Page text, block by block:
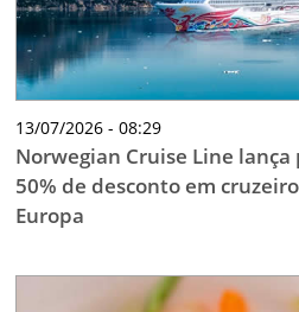
13/07/2026 - 08:29
Norwegian Cruise Line
50% de desconto em
Europa